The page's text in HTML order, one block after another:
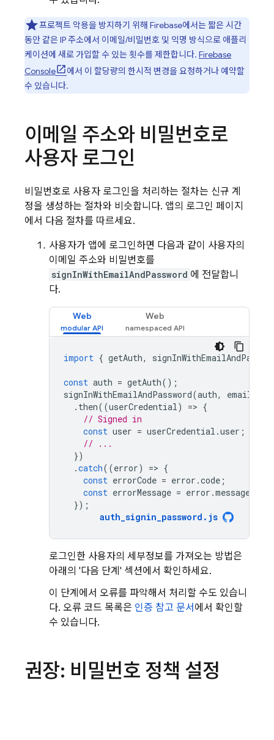
프로젝트 악용을 방지하기 위해 Firebase에서는 짧은 시간
동안 같은 IP 주소에서 이메일/비밀번호 및 익명 방식으로 애플리
케이션에 새로 가입할 수 있는 횟수를 제한합니다. Firebase
Console
에서 이 할당량의 한시적 변경을 요청하거나 예약할
수 있습니다.
이메일 주소와 비밀번호로
사용자 로그인
비밀번호로 사용자 로그인을 처리하는 절차는 신규 계
정을 생성하는 절차와 비슷합니다. 앱의 로그인 페이지
에서 다음 절차를 따르세요.
사용자가 앱에 로그인하면 다음과 같이 사용자의
이메일 주소와 비밀번호를
signInWithEmailAndPassword 에 전달합니
다.
Web Web
import { getAuth,
const auth = getAuth();
signInWithEmailAndPassword(auth, email
. then((userCredential) => {
// Signed in
const user = userCredential .user ;
// ...
})
.catch((error) => {
const errorCode = error .code ;
const errorMessage = error .message
});
auth_signin_password . js
로그인한 사용자의 세부정보를 가져오는 방법은
아래의 '다음 단계' 섹션에서 확인하세요.
이 단계에서 오류를 파악해서 처리할 수도 있습니
다. 오류 코드 목록은 인증 참고 문서 에서 확인할
수 있습니다.
권장: 비밀번호 정책 설정